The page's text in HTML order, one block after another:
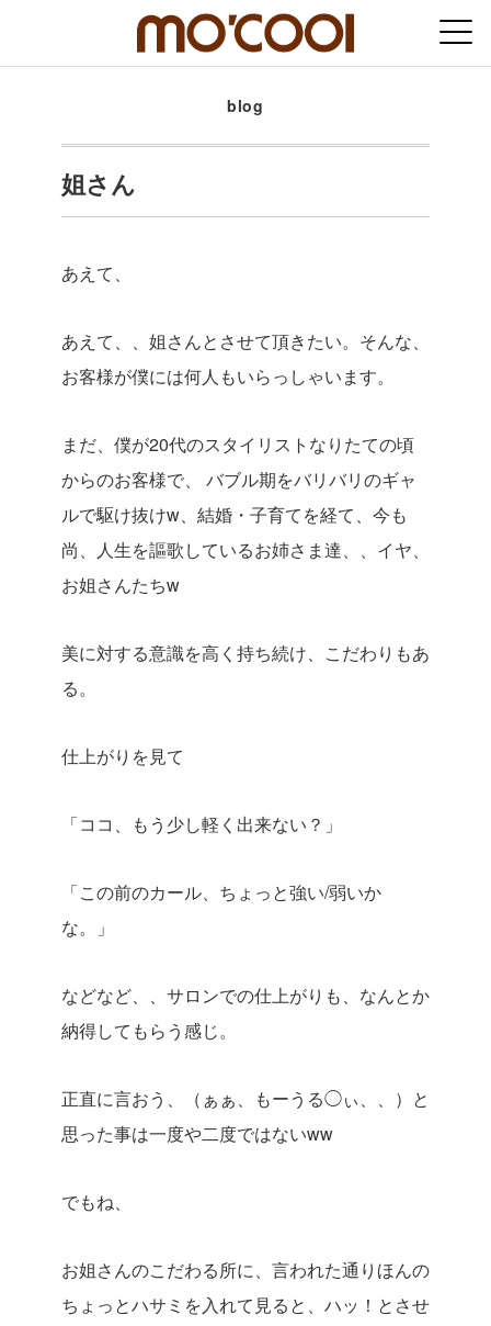
blog
姐さん
あえて、
あえて、、姐さんとさせて頂きたい。そんな、
お客様が僕には何人もいらっしゃいます。
まだ、僕が20代のスタイリストなりたての頃
からのお客様で、
バブル期をバリバリのギャ
ルで駆け抜けw、結婚・子育てを経て、今も
尚、人生を謳歌しているお姉さま達、、イヤ、
お姐さんたちw
美に対する意識を高く持ち続け、こだわりもあ
る。
仕上がりを見て
「ココ、もう少し軽く出来ない？」
「この前のカール、ちょっと強い/弱いか
な。」
などなど、、サロンでの仕上がりも、なんとか
納得してもらう感じ。
正直に言おう、（ぁぁ、もーうる◯ぃ、、）と
思った事は一度や二度ではないww
でもね、
お姐さんのこだわる所に、言われた通りほんの
ちょっとハサミを入れて見ると、ハッ！とさせ